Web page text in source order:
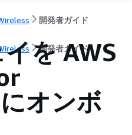
開発者ガイド
開発者ガイド
を AWS
オンボ